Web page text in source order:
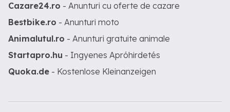
Cazare24.ro - Anunturi cu oferte de cazare
Bestbike.ro - Anunturi moto
Animalutul.ro - Anunturi gratuite animale
Startapro.hu - Ingyenes Apróhirdetés
Quoka.de - Kostenlose Kleinanzeigen